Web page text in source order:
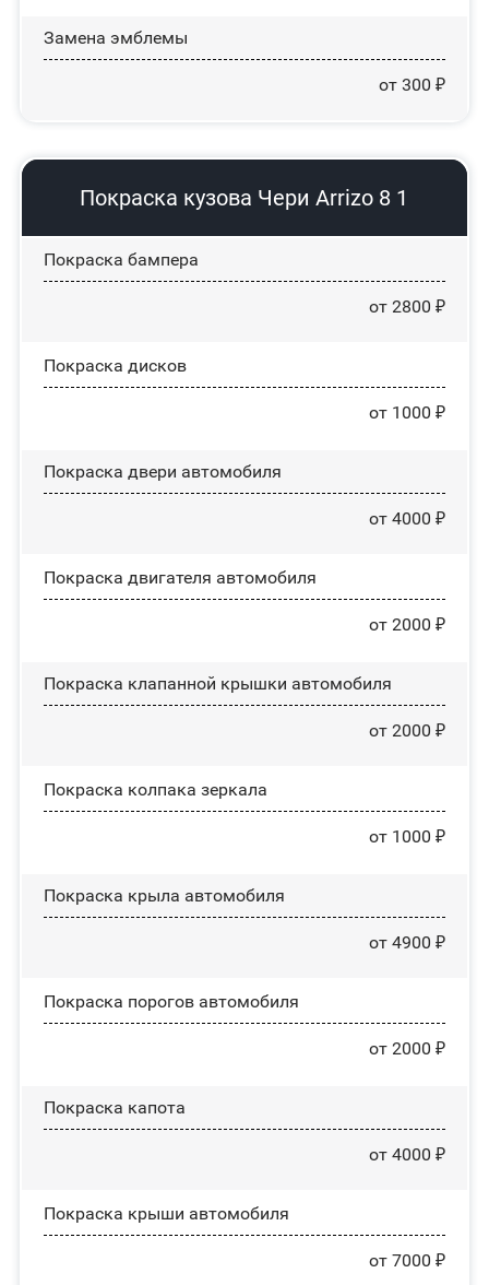
Замена эмблемы
от 300 ₽
Покраска кузова Чери Arrizo 8 1
Покраска бампера
от 2800 ₽
Покраска дисков
от 1000 ₽
Покраска двери автомобиля
от 4000 ₽
Покраска двигателя автомобиля
от 2000 ₽
Покраска клапанной крышки автомобиля
от 2000 ₽
Покраска колпака зеркала
от 1000 ₽
Покраска крыла автомобиля
от 4900 ₽
Покраска порогов автомобиля
от 2000 ₽
Покраска капота
от 4000 ₽
Покраска крыши автомобиля
от 7000 ₽